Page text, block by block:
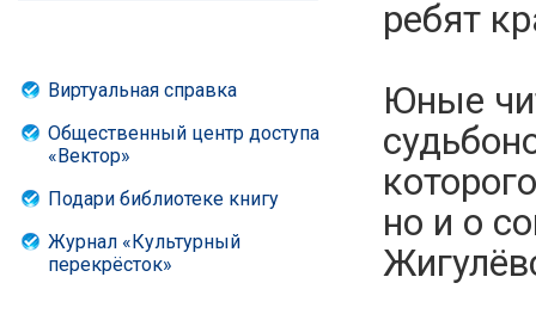
Виртуальная справка
Общественный центр доступа
«Вектор»
Подари библиотеке книгу
Журнал «Культурный
перекрёсток»
ребят
Юные
но и о